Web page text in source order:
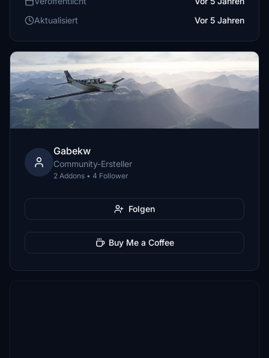
Aktualisiert
Vor 5 Jahren
Gabekw
Community-Ersteller
2 Addons • 4 Follower
Folgen
Buy Me a Coffee